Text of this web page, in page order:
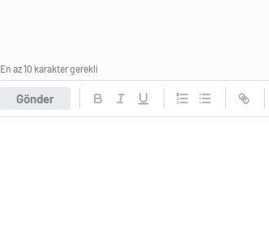
Gönder
En az 10 karakter gerekli